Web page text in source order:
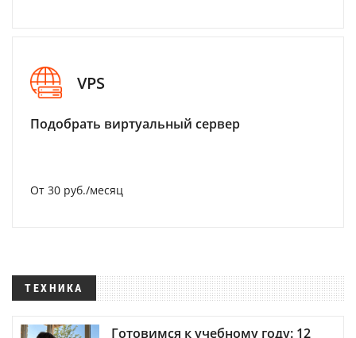
VPS
Подобрать виртуальный сервер
От 30 руб./месяц
ТЕХНИКА
Готовимся к учебному году: 12